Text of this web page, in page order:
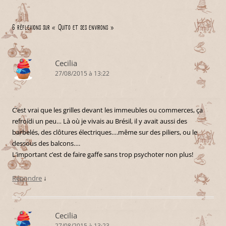
6 réflexions sur « Quito et ses environs »
Cecilia
27/08/2015 à 13:22
C’est vrai que les grilles devant les immeubles ou commerces, ça
refroidi un peu… Là où je vivais au Brésil, il y avait aussi des
barbelés, des clôtures électriques….même sur des piliers, ou le
dessous des balcons….
L’important c’est de faire gaffe sans trop psychoter non plus!
Répondre ↓
Cecilia